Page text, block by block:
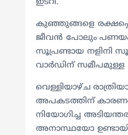
ഇടറി.
കുഞ്ഞുങ്ങളെ
ജീവന്‍ പോലും
സൂപ്രണ്ടായ നളിനി
വാര്‍ഡിന് സമീപമുള്ള
വെള്ളിയാഴ്ച
അപകടത്തിന് കാരണം
നിയോഗിച്ച
അനാസ്ഥയോ